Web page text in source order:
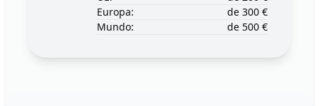
Europa:
de 300 €
Mundo:
de 500 €